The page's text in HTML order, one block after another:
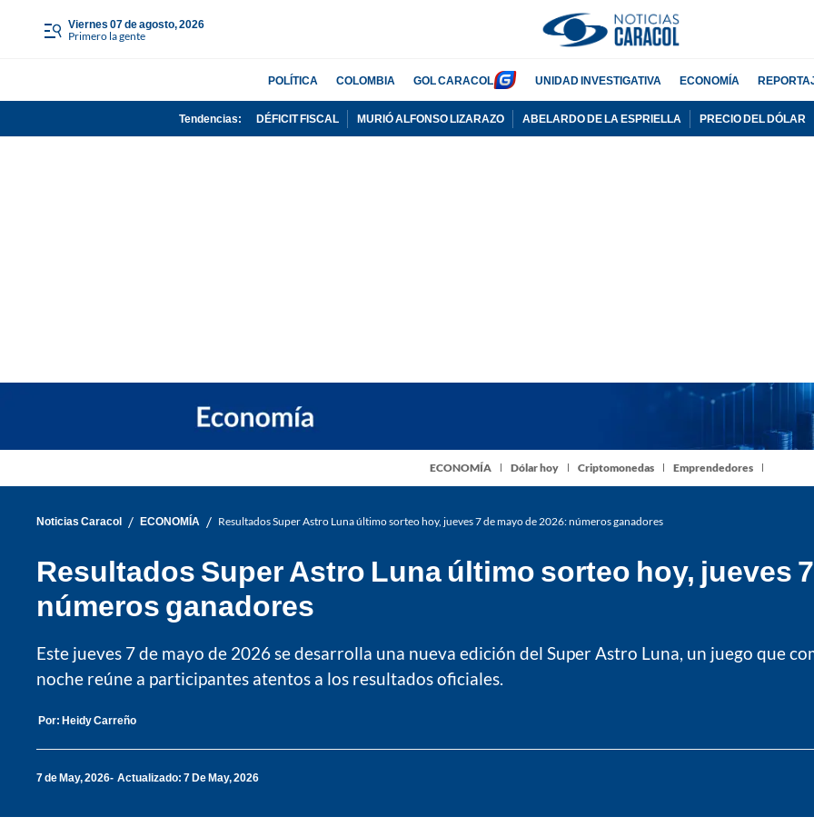
viernes 07 de agosto, 2026
Primero la gente
POLÍTICA COLOMBIA GOL CARACOL UNIDAD INVESTIGATIVA ECONOMÍA
Tendencias: DÉFICIT FISCAL MURIÓ ALFONSO LIZARAZO ABELARDO DE LA ESPRIELLA PRECIO DEL DÓLAR
ECONOMÍA Dólar hoy Criptomonedas Emprendedores
Noticias Caracol / ECONOMÍA / Resultados Super Astro Luna último sorteo hoy, jueves 7 de mayo de 2026: números ganadores
Resultados Super Astro Luna último sorteo hoy, jueves
números ganadores
Este jueves 7 de mayo de 2026 se desarrolla una nueva edición del Super Astro Luna, un juego que
noche reúne a participantes atentos a los resultados oficiales.
Por: Heidy Carreño
7 de May, 2026 Actualizado: 7 De May, 2026